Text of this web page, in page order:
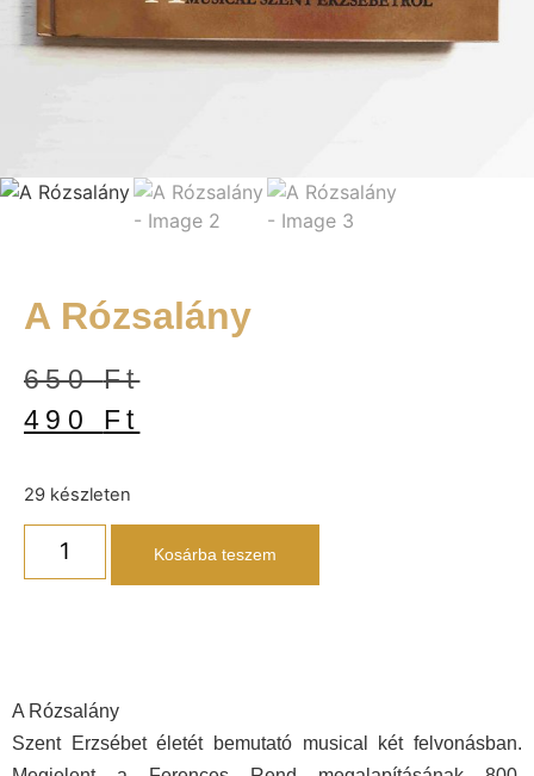
A Rózsalány
650Ft
490 Ft
29 készleten
Kosárba teszem
A Rózsalány
Szent Erzsébet életét bemutató musical két felvonásban.